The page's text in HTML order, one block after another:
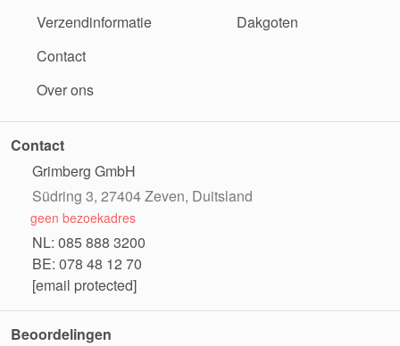
Verzendinformatie
Contact
Over ons
Dakgoten
Contact
Grimberg GmbH
Südring 3, 27404 Zeven, Duitsland
geen bezoekadres
NL: 085 888 3200
BE: 078 48 12 70
[email protected]
Beoordelingen